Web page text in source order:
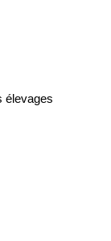
élevages